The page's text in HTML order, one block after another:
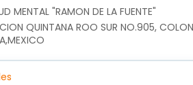
MENTAL "RAMON DE LA FUENTE"
QUINTANA ROO SUR NO.905,